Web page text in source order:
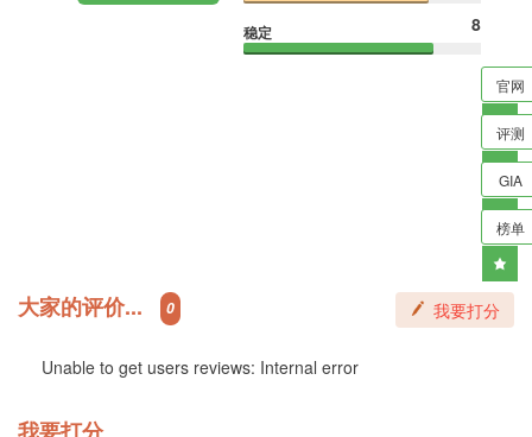
稳定 8
官网
评测
GIA
榜单
大家的评价... 0 我要打分
Unable to get users reviews: Internal error